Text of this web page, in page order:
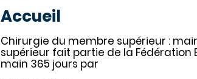
Accueil
Chirurgie du membre supérieur :
supérieur fait partie de la Fédération
main 365 jours par